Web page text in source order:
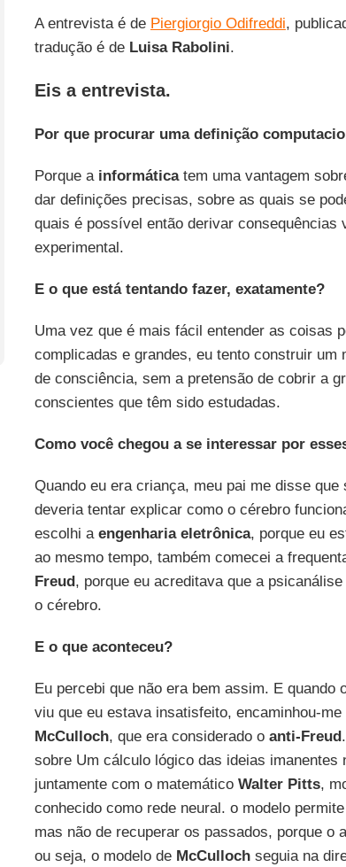
A entrevista é de Piergiorgio Odifreddi,
tradução é de Luisa Rabolini.
Eis a entrevista.
Por que procurar uma definição
Porque a informáticatem uma vantagem
dar definições precisas, sobre as quais se
quais é possível então derivar
experimental.
E o que está tentando fazer, exatamente?
Uma vez que é mais fácil entender as coisas
complicadas e grandes, eu tento construir um
de consciência, sem a pretensão de cobrir a
conscientes que têm sido estudadas.
Como você chegou a se interessar por
Quando eu era criança, meu pai me disse
deveria tentar explicar como o cérebro
escolhi a engenharia eletrônica, porque eu
ao mesmo tempo, também comecei a
Freud, porque eu acreditava que a
o cérebro.
E o que aconteceu?
Eu percebi que não era bem assim. E
viu que eu estava insatisfeito, encaminhou-
McCulloch, que era considerado o anti-Freud
sobre Um cálculo lógico das ideias imanentes
juntamente com o matemático Walter Pitts,
conhecido como rede neural. o modelo
mas não de recuperar os passados, porque o
ou seja, o modelo de McCullochseguia na